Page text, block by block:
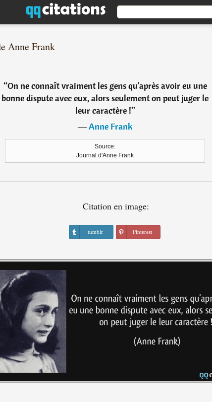
Anne Frank
“On ne connaît vraiment les gens qu'après avoir eu une
bonne dispute avec eux, alors seulement on peut juger le
leur caractère !”
―Anne Frank
Source:
Journal d'Anne Frank
Citation en image:
tumblr Pinterest